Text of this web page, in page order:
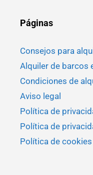
Páginas
Consejos para
Alquiler de barcos
Condiciones de
Aviso legal
Política de
Política de
Política de cookies